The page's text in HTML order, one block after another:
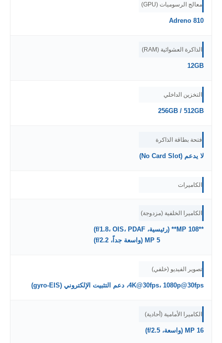
معالج الرسوميات (GPU)
Adreno 810
الذاكرة العشوائية (RAM)
12GB
التخزين الداخلي
256GB / 512GB
فتحة بطاقة الذاكرة
لا يدعم (No Card Slot)
الكاميرات
الكاميرا الخلفية (مزدوجة)
**108 MP** (رئيسية، f/1.8، OIS، PDAF)
5 MP (واسعة جداً، f/2.2)
تصوير الفيديو (خلفي)
4K@30fps، 1080p@30fps، دعم التثبيت الإلكتروني (gyro-EIS)
الكاميرا الأمامية (أحادية)
16 MP (واسعة، f/2.5)